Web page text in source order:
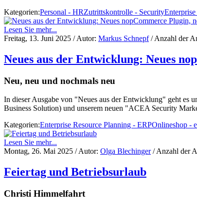
Kategorien:Personal - HRZutrittskontrolle - Security
Lesen Sie mehr...
Freitag, 13. Juni 2025 / Autor: Markus Schnepf/ Anzahl der
Neues aus der Entwicklung: Neues
Neu, neu und nochmals neu
In dieser Ausgabe von "Neues aus der Entwicklung" geht es
Business Solution) und unserem neuen "ACEA Security
Kategorien:Enterprise Resource Planning - ERPOnlineshop -
Lesen Sie mehr...
Montag, 26. Mai 2025 / Autor: Olga Blechinger/ Anzahl der
Feiertag und Betriebsurlaub
Christi Himmelfahrt